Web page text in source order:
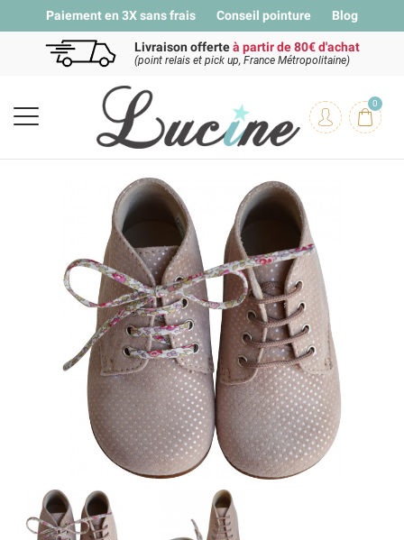
Paiement en 3X sans frais Conseil pointure Blog
Livraison offerteà partir de 80€ d'achat
(point relais et pick up, France Métropolitaine)
0